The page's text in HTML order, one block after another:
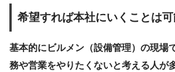
希望すれば本社にいくことは
基本的にビルメン（設備管理）の現場
務や営業をやりたくないと考える人が